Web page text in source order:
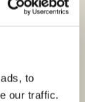
to
our traffic.